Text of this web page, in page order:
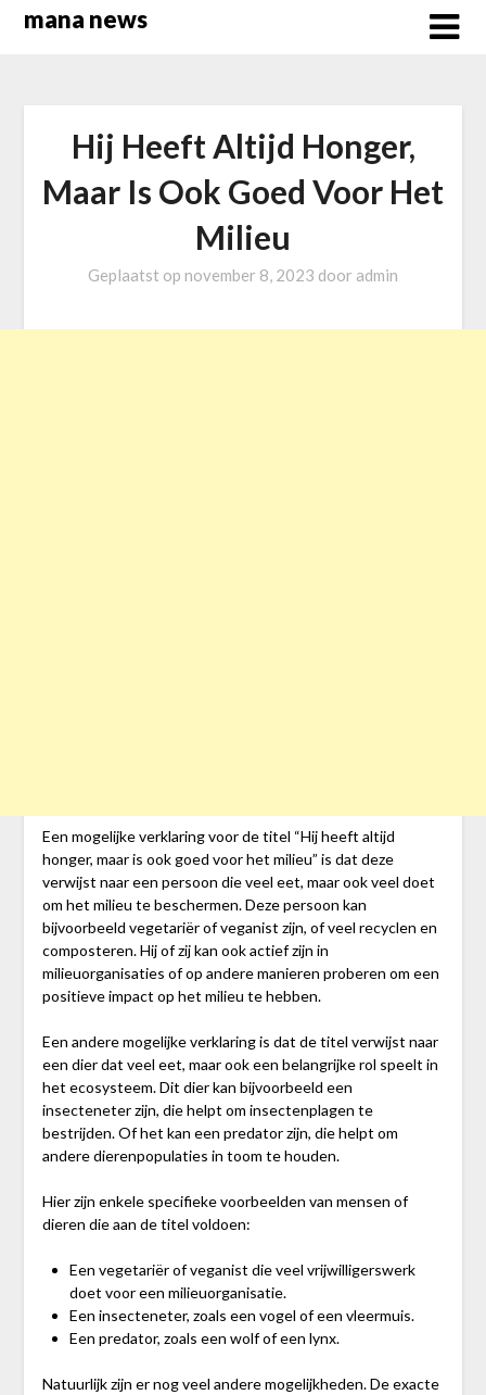
Overslaan
mana news
Hij Heeft Altijd Honger,
Maar Is Ook Goed Voor Het
Milieu
Geplaatst op november 8, 2023 door admin
Een mogelijke verklaring voor de titel “Hij heeft altijd
honger, maar is ook goed voor het milieu” is dat deze
verwijst naar een persoon die veel eet, maar ook veel doet
om het milieu te beschermen. Deze persoon kan
bijvoorbeeld vegetariër of veganist zijn, of veel recyclen en
composteren. Hij of zij kan ook actief zijn in
milieuorganisaties of op andere manieren proberen om een
positieve impact op het milieu te hebben.
Een andere mogelijke verklaring is dat de titel verwijst naar
een dier dat veel eet, maar ook een belangrijke rol speelt in
het ecosysteem. Dit dier kan bijvoorbeeld een
insecteneter zijn, die helpt om insectenplagen te
bestrijden. Of het kan een predator zijn, die helpt om
andere dierenpopulaties in toom te houden.
Hier zijn enkele specifieke voorbeelden van mensen of
dieren die aan de titel voldoen:
Een vegetariër of veganist die veel vrijwilligerswerk
doet voor een milieuorganisatie.
Een insecteneter, zoals een vogel of een vleermuis.
Een predator, zoals een wolf of een lynx.
Natuurlijk zijn er nog veel andere mogelijkheden. De exacte